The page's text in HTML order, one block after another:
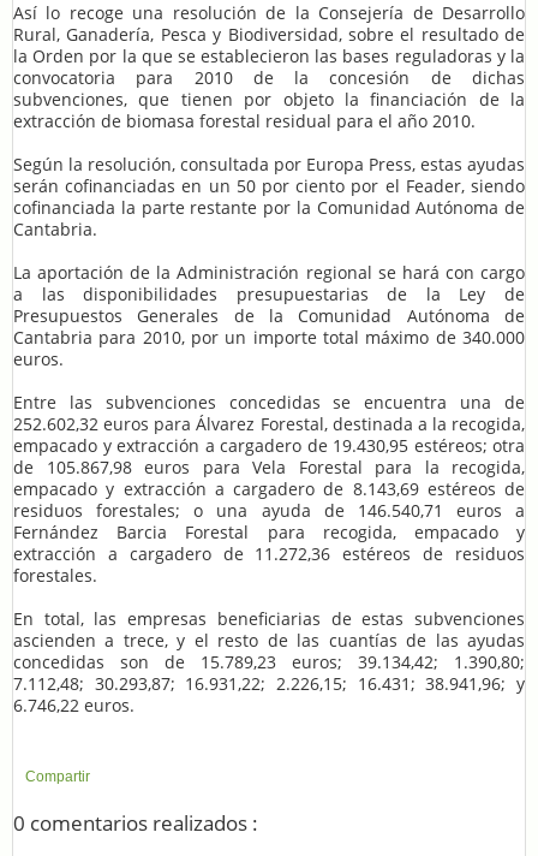
Así lo recoge una resolución de la Consejería de Desarrollo
Rural, Ganadería, Pesca y Biodiversidad, sobre el resultado de
la Orden por la que se establecieron las bases reguladoras y la
convocatoria para 2010 de la concesión de dichas
subvenciones, que tienen por objeto la financiación de la
extracción de biomasa forestal residual para el año 2010.
Según la resolución, consultada por Europa Press, estas ayudas
serán cofinanciadas en un 50 por ciento por el Feader, siendo
cofinanciada la parte restante por la Comunidad Autónoma de
Cantabria.
La aportación de la Administración regional se hará con cargo
a las disponibilidades presupuestarias de la Ley de
Presupuestos Generales de la Comunidad Autónoma de
Cantabria para 2010, por un importe total máximo de 340.000
euros.
Entre las subvenciones concedidas se encuentra una de
252.602,32 euros para Álvarez Forestal, destinada a la recogida,
empacado y extracción a cargadero de 19.430,95 estéreos; otra
de 105.867,98 euros para Vela Forestal para la recogida,
empacado y extracción a cargadero de 8.143,69 estéreos de
residuos forestales; o una ayuda de 146.540,71 euros a
Fernández Barcia Forestal para recogida, empacado y
extracción a cargadero de 11.272,36 estéreos de residuos
forestales.
En total, las empresas beneficiarias de estas subvenciones
ascienden a trece, y el resto de las cuantías de las ayudas
concedidas son de 15.789,23 euros; 39.134,42; 1.390,80;
7.112,48; 30.293,87; 16.931,22; 2.226,15; 16.431; 38.941,96; y
6.746,22 euros.
Compartir
0 comentarios realizados :